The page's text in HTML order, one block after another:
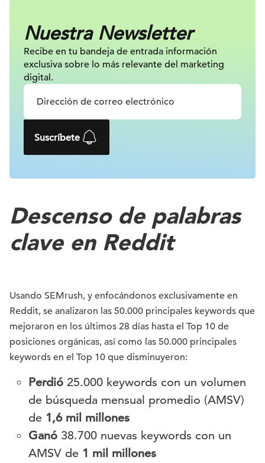
Nuestra Newsletter
Recibe en tu bandeja de entrada información
exclusiva sobre lo más relevante del marketing
digital.
Suscríbete
Descenso de palabras
clave en Reddit
Usando SEMrush, y enfocándonos exclusivamente en
Reddit, se analizaron las 50.000 principales keywords que
mejoraron en los últimos 28 días hasta el Top 10 de
posiciones orgánicas, así como las 50.000 principales
keywords en el Top 10 que disminuyeron:
Perdió 25.000 keywords con un volumen
de búsqueda mensual promedio (AMSV)
de 1,6 mil millones
Ganó 38.700 nuevas keywords con un
AMSV de 1 mil millones